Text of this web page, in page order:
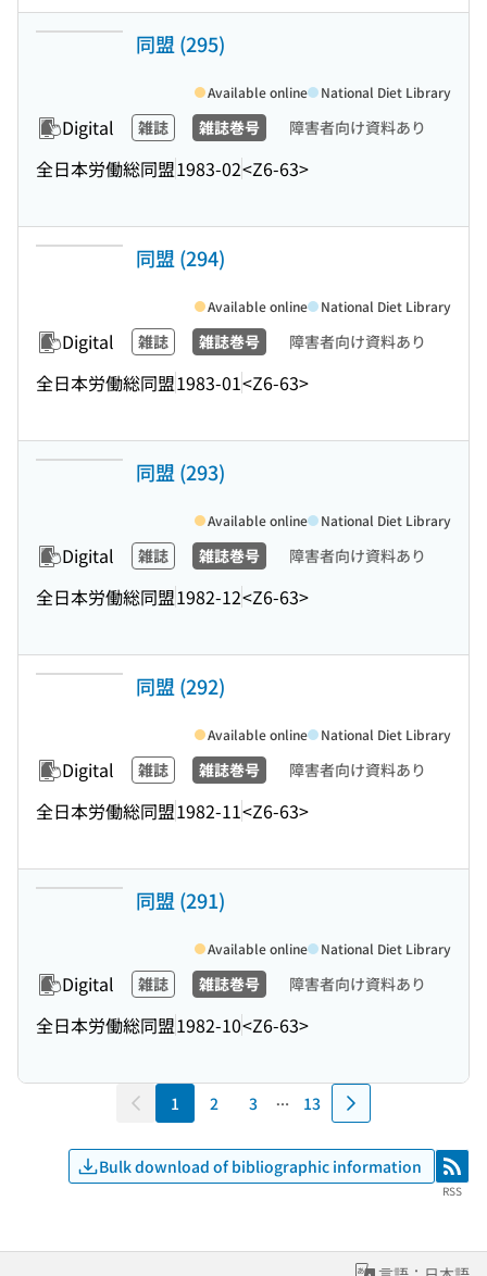
同盟 (295)
Digital 雑誌 雑誌巻号 障害者向け資料あり
全日本労働総同盟1983-02<Z6-63>
Available online National Diet Library
同盟 (294)
Digital 雑誌 雑誌巻号 障害者向け資料あり
全日本労働総同盟1983-01<Z6-63>
Available online National Diet Library
同盟 (293)
Digital 雑誌 雑誌巻号 障害者向け資料あり
全日本労働総同盟1982-12<Z6-63>
Available online National Diet Library
同盟 (292)
Digital 雑誌 雑誌巻号 障害者向け資料あり
全日本労働総同盟1982-11<Z6-63>
Available online National Diet Library
同盟 (291)
Digital 雑誌 雑誌巻号 障害者向け資料あり
全日本労働総同盟1982-10<Z6-63>
Available online National Diet Library
1 2 3 13
Bulk download of bibliographic information RSS
RSS